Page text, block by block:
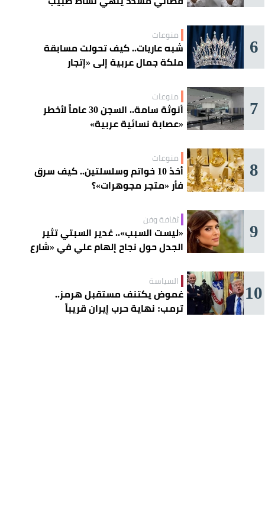
6 منوعات
شبه عاريات.. كيف تحولت مسابقة
ملكة جمال عربية إلى «إتجار
7 منوعات
أنوثة سامة.. السجن 30 عاماً لأخطر
«عصابة نسائية عربية»
8 منوعات
أخذ 10 خواتم وسلسلتين.. كيف سرق
فأر «متجر مجوهرات»؟
9 ثقافة وفن
«ليست السبب».. غدير السبتي تثير
الجدل حول نجاح إلهام علي في «شارع
10 السياسة
غموض يكتنف مستقبل هرمز..
ترمب: نهاية حرب إيران قريباً